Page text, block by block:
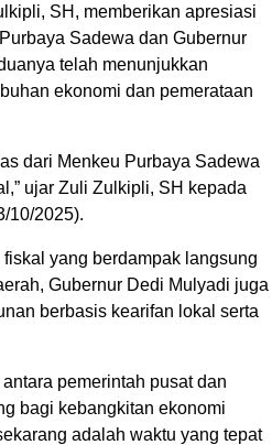
SH, memberikan apresiasi
Sadewa dan Gubernur
telah menunjukkan
ekonomi dan pemerataan
dari Menkeu Purbaya Sadewa
ujar Zuli Zulkipli, SH kepada
10/2025).
yang berdampak langsung
Gubernur Dedi Mulyadi juga
berbasis kearifan lokal serta
pemerintah pusat dan
bagi kebangkitan ekonomi
adalah waktu yang tepat